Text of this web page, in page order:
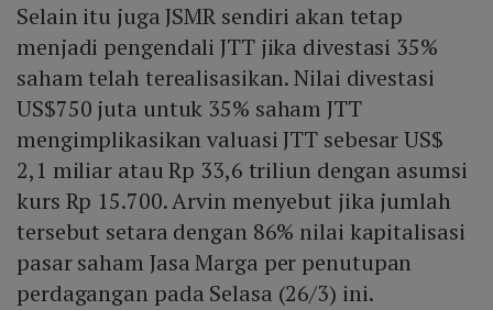
Selain itu juga JSMR sendiri akan tetap
menjadi pengendali JTT jika divestasi 35%
saham telah terealisasikan. Nilai divestasi
US$750 juta untuk 35% saham JTT
mengimplikasikan valuasi JTT sebesar US$
2,1 miliar atau Rp 33,6 triliun dengan asumsi
kurs Rp 15.700. Arvin menyebut jika jumlah
tersebut setara dengan 86% nilai kapitalisasi
pasar saham Jasa Marga per penutupan
perdagangan pada Selasa (26/3) ini.